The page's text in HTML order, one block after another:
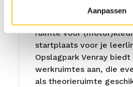
Aanpassen
ruimte voor
startplaats voor je
Opslagpark Venray
werkruimtes aan, die
als theorieruimte